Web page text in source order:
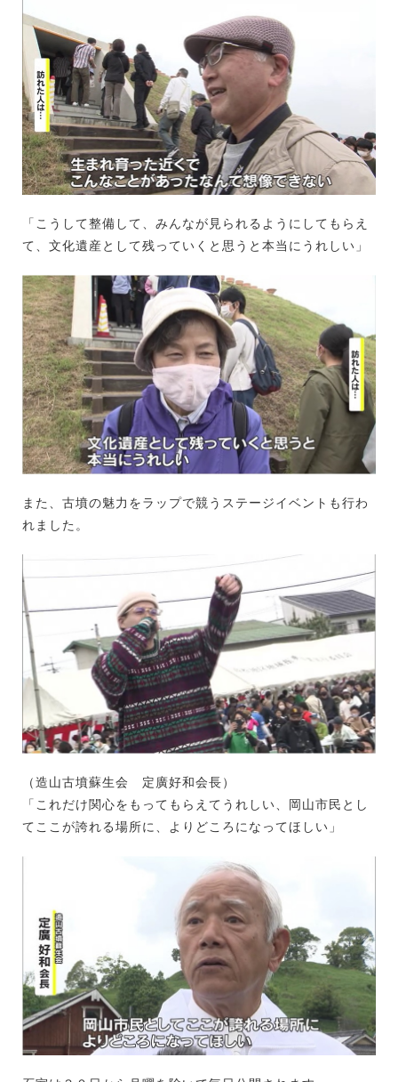
「こうして整備して、みんなが見られるようにしてもらえ
て、文化遺産として残っていくと思うと本当にうれしい」
また、古墳の魅力をラップで競うステージイベントも行わ
れました。
（造山古墳蘇生会 定廣好和会長）
「これだけ関心をもってもらえてうれしい、岡山市民とし
てここが誇れる場所に、よりどころになってほしい」